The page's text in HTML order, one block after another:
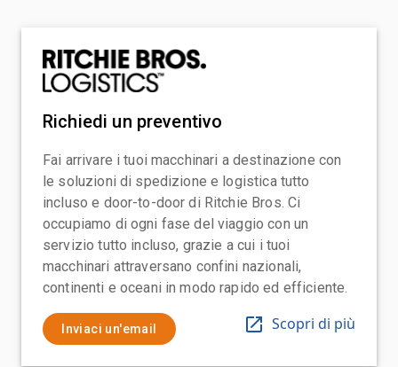
Richiedi un preventivo
Fai arrivare i tuoi macchinari a destinazione con
le soluzioni di spedizione e logistica tutto
incluso e door-to-door di Ritchie Bros. Ci
occupiamo di ogni fase del viaggio con un
servizio tutto incluso, grazie a cui i tuoi
macchinari attraversano confini nazionali,
continenti e oceani in modo rapido ed efficiente.
Inviaci un'email Scopri di più